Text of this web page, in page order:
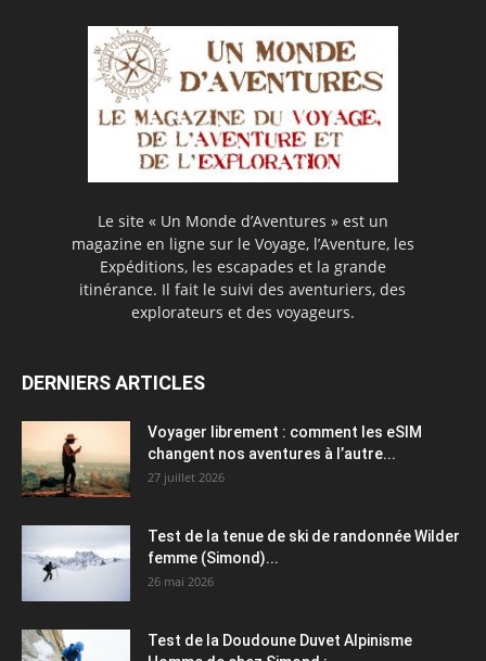
Le site « Un Monde d’Aventures » est un
magazine en ligne sur le Voyage, l’Aventure, les
Expéditions, les escapades et la grande
itinérance. Il fait le suivi des aventuriers, des
explorateurs et des voyageurs.
DERNIERS ARTICLES
Voyager librement : comment les eSIM
changent nos aventures à l’autre...
27 juillet 2026
Test de la tenue de ski de randonnée Wilder
femme (Simond)...
26 mai 2026
Test de la Doudoune Duvet Alpinisme